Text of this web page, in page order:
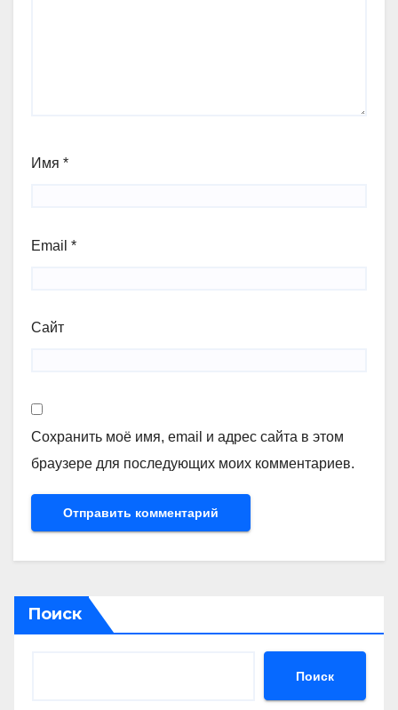
Имя *
Email *
Сайт
Сохранить моё имя, email и адрес сайта в этом
браузере для последующих моих комментариев.
Поиск
Поиск